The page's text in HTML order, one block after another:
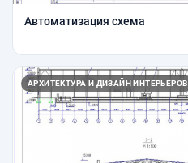
Автоматизация схема
АРХИТЕКТУРА И ДИЗАЙН ИНТЕРЬЕРОВ